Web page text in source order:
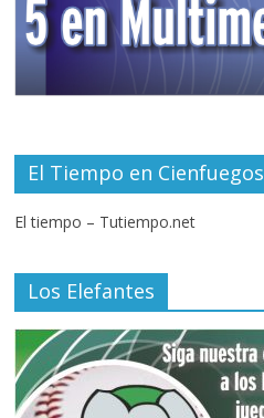
El Tiempo en Cienfuegos
El tiempo – Tutiempo.net
Los Elefantes